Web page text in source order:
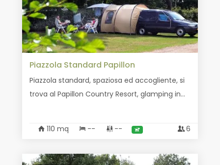
Piazzola Standard Papillon
Piazzola standard, spaziosa ed accogliente, si
trova al Papillon Country Resort, glamping in...
110 mq -- -- 6